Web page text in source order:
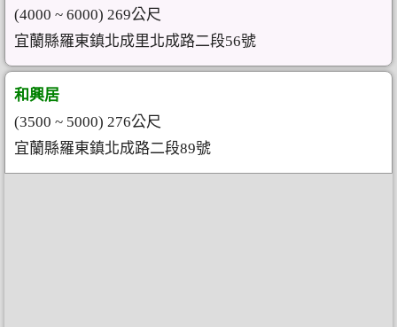
(4000 ~ 6000) 269公尺
宜蘭縣羅東鎮北成里北成路二段56號
和興居
(3500 ~ 5000) 276公尺
宜蘭縣羅東鎮北成路二段89號